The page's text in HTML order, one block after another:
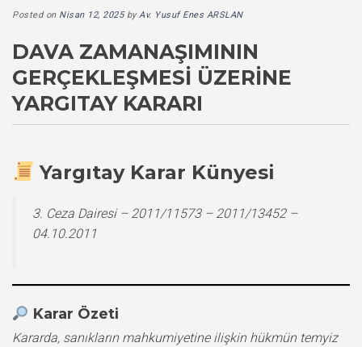
Posted on Nisan 12, 2025byAv. Yusuf Enes ARSLAN
DAVA ZAMANAŞIMININ
GERÇEKLEŞMESI ÜZERINE
YARGITAY KARARI
Yargıtay Karar Künyesi
3. Ceza Dairesi – 2011/11573 – 2011/13452 –
04.10.2011
Karar Özeti
Kararda, sanıkların mahkumiyetine ilişkin hükmün temyiz